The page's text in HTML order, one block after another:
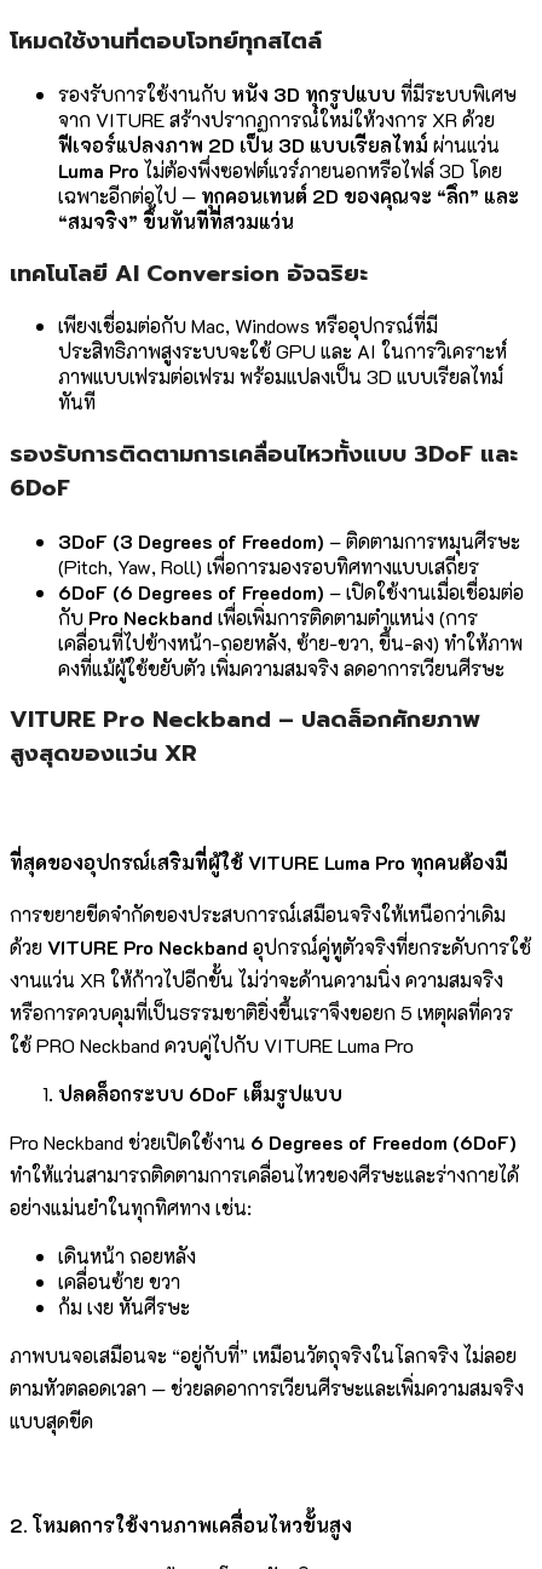
โหมดใช้งานที่ตอบโจทย์ทุกสไตล์
รองรับการใช้งานกับ หนัง 3D ทุกรูปแบบ ที่มีระบบพิเศษ
จาก VITURE สร้างปรากฏการณ์ใหม่ให้วงการ XR ด้วย
ฟีเจอร์แปลงภาพ 2D เป็น 3D แบบเรียลไทม์ ผ่านแว่น
Luma Pro ไม่ต้องพึ่งซอฟต์แวร์ภายนอกหรือไฟล์ 3D โดย
เฉพาะอีกต่อไป — ทุกคอนเทนต์ 2D ของคุณจะ “ลึก” และ
“สมจริง” ขึ้นทันทีที่สวมแว่น
เทคโนโลยี AI Conversion อัจฉริยะ
เพียงเชื่อมต่อกับ Mac, Windows หรืออุปกรณ์ที่มี
ประสิทธิภาพสูงระบบจะใช้ GPU และ AI ในการวิเคราะห์
ภาพแบบเฟรมต่อเฟรม พร้อมแปลงเป็น 3D แบบเรียลไทม์
ทันที
รองรับการติดตามการเคลื่อนไหวทั้งแบบ 3DoF และ
6DoF
3DoF (3 Degrees of Freedom) – ติดตามการหมุนศีรษะ
(Pitch, Yaw, Roll) เพื่อการมองรอบทิศทางแบบเสถียร
6DoF (6 Degrees of Freedom) – เปิดใช้งานเมื่อเชื่อมต่อ
กับ Pro Neckband เพื่อเพิ่มการติดตามตำแหน่ง (การ
เคลื่อนที่ไปข้างหน้า-ถอยหลัง, ซ้าย-ขวา, ขึ้น-ลง) ทำให้ภาพ
คงที่แม้ผู้ใช้ขยับตัว เพิ่มความสมจริง ลดอาการเวียนศีรษะ
VITURE Pro Neckband – ปลดล็อกศักยภาพ
สูงสุดของแว่น XR
ที่สุดของอุปกรณ์เสริมที่ผู้ใช้ VITURE Luma Pro ทุกคนต้องมี
การขยายขีดจำกัดของประสบการณ์เสมือนจริงให้เหนือกว่าเดิม
ด้วยVITURE Pro Neckband อุปกรณ์คู่หูตัวจริงที่ยกระดับการใช้
งานแว่น XR ให้ก้าวไปอีกขั้น ไม่ว่าจะด้านความนิ่ง ความสมจริง
หรือการควบคุมที่เป็นธรรมชาติยิ่งขึ้นเราจึงขอยก 5 เหตุผลที่ควร
ใช้ PRO Neckband ควบคู่ไปกับ VITURE Luma Pro
ปลดล็อกระบบ 6DoF เต็มรูปแบบ
Pro Neckband ช่วยเปิดใช้งาน 6 Degrees of Freedom (6DoF)
ทำให้แว่นสามารถติดตามการเคลื่อนไหวของศีรษะและร่างกายได้
อย่างแม่นยำในทุกทิศทาง เช่น:
เดินหน้า ถอยหลัง
เคลื่อนซ้าย ขวา
ก้ม เงย หันศีรษะ
ภาพบนจอเสมือนจะ “อยู่กับที่” เหมือนวัตถุจริงในโลกจริง ไม่ลอย
ตามหัวตลอดเวลา — ช่วยลดอาการเวียนศีรษะและเพิ่มความสมจริง
แบบสุดขีด
2. โหมดการใช้งานภาพเคลื่อนไหวขั้นสูง